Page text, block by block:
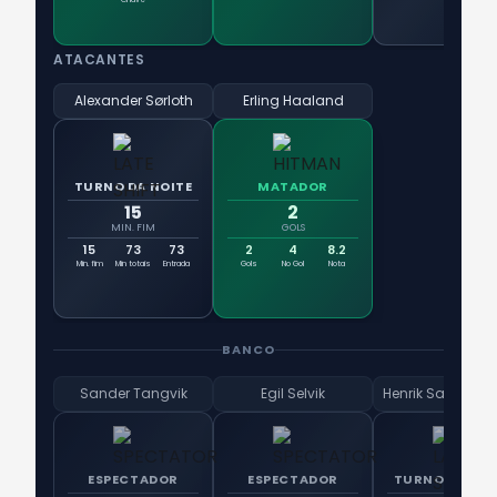
ATACANTES
Alexander Sørloth
TURNO DA NOITE
15
MIN. FIM
15
Min. fim
73
Min totais
73
Entrada
Erling Haaland
MATADOR
2
GOLS
2
Gols
4
No Gol
8.2
Nota
BANCO
Sander Tangvik
ESPECTADOR
Egil Selvik
ESPECTADOR TURNO DA